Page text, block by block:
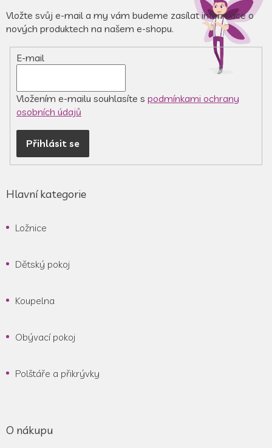
aVložte svůj e-mail a my vám budeme zasílat informace o
nových produktech na našem e-shopu.
E-mail
Vložením e-mailu souhlasíte s podmínkami ochrany
osobních údajů
Přihlásit se
Hlavní kategorie
Ložnice
Dětský pokoj
Koupelna
Obývací pokoj
Polštáře a přikrývky
O nákupu